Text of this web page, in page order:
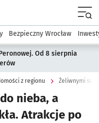
Dla mieszkańca
Bezpieczny Wrocław
Od 8 sierpnia
z regionu
nieba, a
Atrakcje po